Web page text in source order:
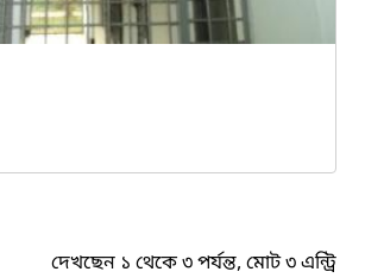
দেখছেন ১ থেকে ৩ পর্যন্ত, মোট ৩ এন্ট্রি